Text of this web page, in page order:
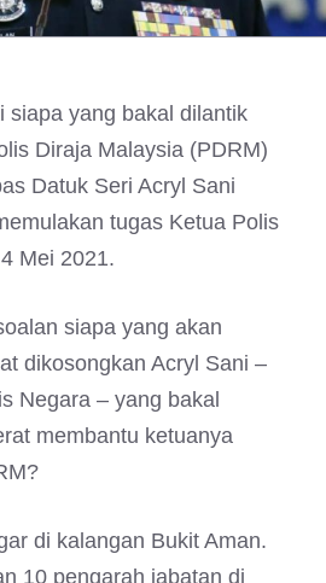
siapa yang bakal dilantik
Diraja Malaysia (PDRM)
Datuk Seri Acryl Sani
tugas Ketua Polis
Mei 2021.
siapa yang akan
dikosongkan Acryl Sani –
Negara – yang bakal
membantu ketuanya
di kalangan Bukit Aman.
10 pengarah jabatan di